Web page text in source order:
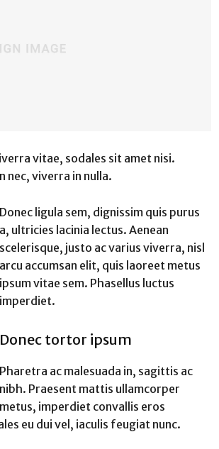
vitae, sodales sit amet nisi.
nec, viverra in nulla.
Donec ligula sem, dignissim quis purus
a, ultricies lacinia lectus. Aenean
scelerisque, justo ac varius viverra, nisl
arcu accumsan elit, quis laoreet metus
ipsum vitae sem. Phasellus luctus
imperdiet.
Donec tortor ipsum
Pharetra ac malesuada in, sagittis ac
nibh. Praesent mattis ullamcorper
metus, imperdiet convallis eros
eu dui vel, iaculis feugiat nunc.